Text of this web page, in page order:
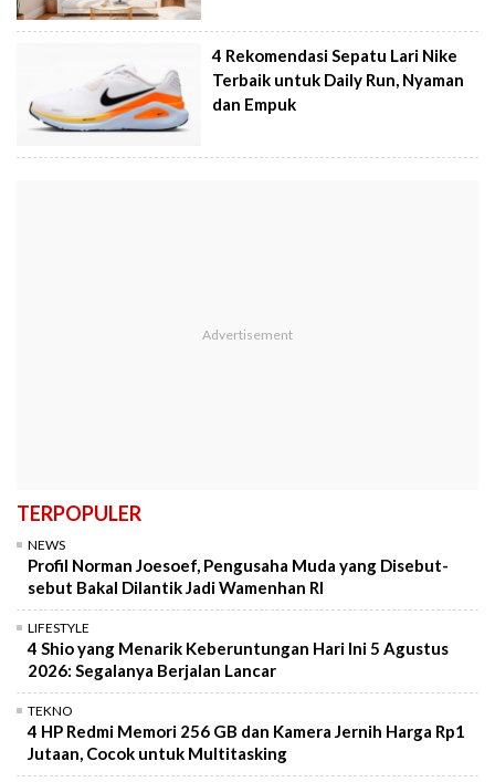
4 Rekomendasi Sepatu Lari Nike
Terbaik untuk Daily Run, Nyaman
dan Empuk
TERPOPULER
NEWS
Profil Norman Joesoef, Pengusaha Muda yang Disebut-
sebut Bakal Dilantik Jadi Wamenhan RI
LIFESTYLE
4 Shio yang Menarik Keberuntungan Hari Ini 5 Agustus
2026: Segalanya Berjalan Lancar
TEKNO
4 HP Redmi Memori 256 GB dan Kamera Jernih Harga Rp1
Jutaan, Cocok untuk Multitasking